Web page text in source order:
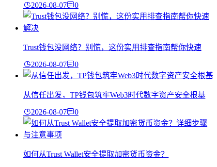
2026-08-07 0
Trust钱包没网络？别慌，这份实用排查指南帮你快速
2026-08-07 0
从信任出发，TP钱包筑牢Web3时代数字资产安全根基
2026-08-07 0
如何从Trust Wallet安全提取加密货币资金？